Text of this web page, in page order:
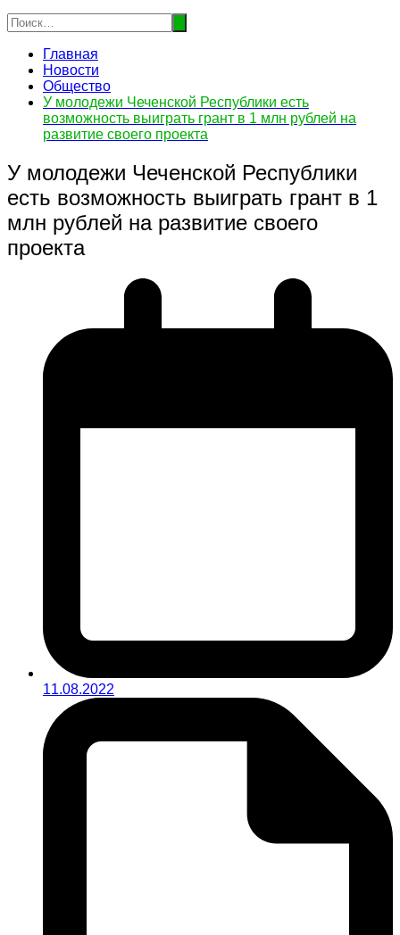
Главная
Новости
Общество
У молодежи Чеченской Республики есть
возможность выиграть грант в 1 млн рублей на
развитие своего проекта
У молодежи Чеченской Республики
есть возможность выиграть грант в 1
млн рублей на развитие своего
проекта
11.08.2022